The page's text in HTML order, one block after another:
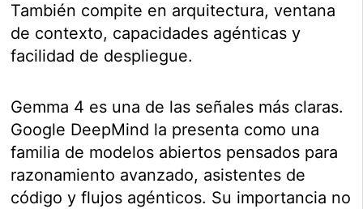
También compite en arquitectura, ventana
de contexto, capacidades agénticas y
facilidad de despliegue.
Gemma 4 es una de las señales más claras.
Google DeepMind la presenta como una
familia de modelos abiertos pensados para
razonamiento avanzado, asistentes de
código y flujos agénticos. Su importancia no